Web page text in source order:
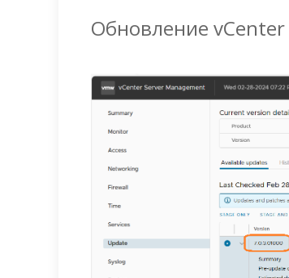
Обновление vCenter